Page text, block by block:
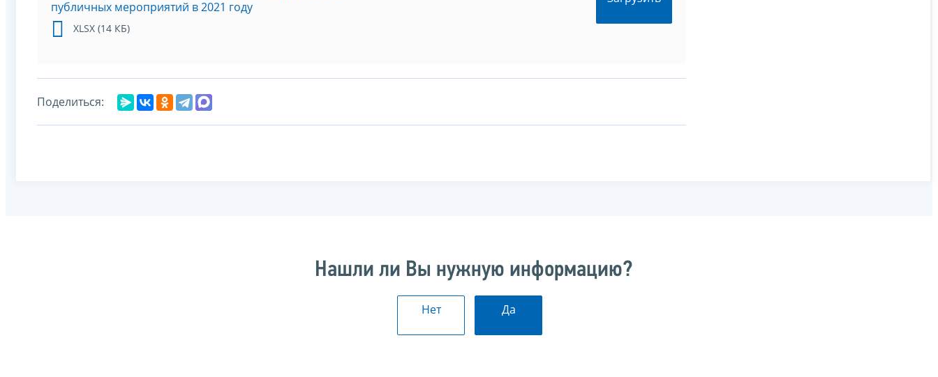
публичных мероприятий в 2021 году
XLSX (14 КБ)
Поделиться:
Нашли ли Вы нужную информацию?
Нет Да